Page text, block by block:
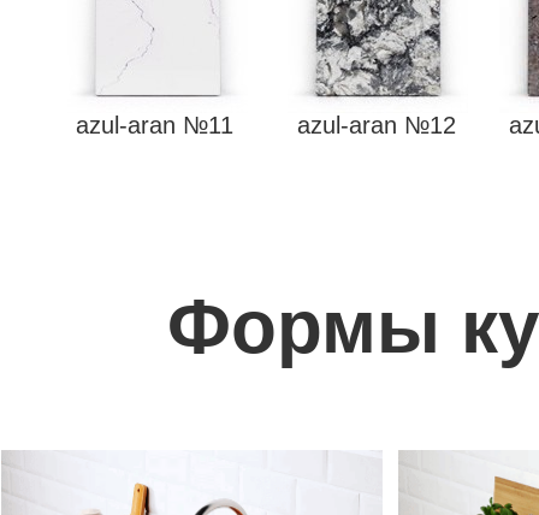
azul-aran №11 azul-aran №12
Формы